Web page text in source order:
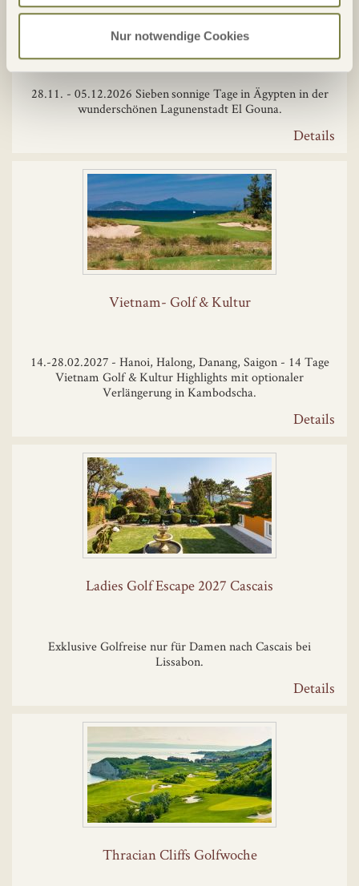
Nur notwendige Cookies
Matchplaywoche in El Gouna
28.11. - 05.12.2026 Sieben sonnige Tage in Ägypten in der
wunderschönen Lagunenstadt El Gouna.
Details
Vietnam- Golf & Kultur
14.-28.02.2027 - Hanoi, Halong, Danang, Saigon - 14 Tage
Vietnam Golf & Kultur Highlights mit optionaler
Verlängerung in Kambodscha.
Details
Ladies Golf Escape 2027 Cascais
Exklusive Golfreise nur für Damen nach Cascais bei
Lissabon.
Details
Thracian Cliffs Golfwoche